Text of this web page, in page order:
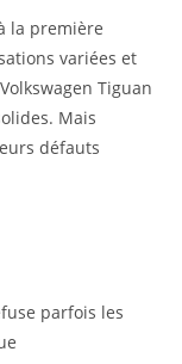
la première
variées et
Tiguan
Mais
défauts
parfois les